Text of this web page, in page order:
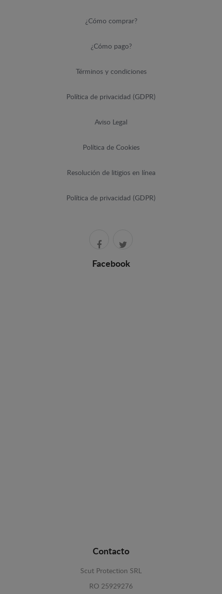
¿Cómo comprar?
¿Cómo pago?
Términos y condiciones
Política de privacidad (GDPR)
Aviso Legal
Política de Cookies
Resolución de litigios en línea
Política de privacidad (GDPR)
Facebook
Contacto
Scut Protection SRL
RO 25929276